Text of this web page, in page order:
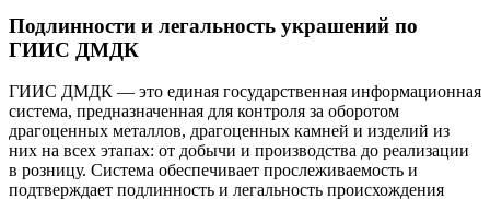
Подлинности и легальность украшений по
ГИИС ДМДК
ГИИС ДМДК — это единая государственная информационная
система, предназначенная для контроля за оборотом
драгоценных металлов, драгоценных камней и изделий из
них на всех этапах: от добычи и производства до реализации
в розницу. Система обеспечивает прослеживаемость и
подтверждает подлинность и легальность происхождения